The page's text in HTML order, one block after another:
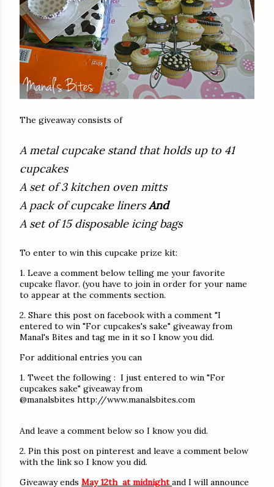
The giveaway consists of
A metal cupcake stand that holds up to 41
cupcakes
A set of 3 kitchen oven mitts
A pack of cupcake linersAnd
A set of 15 disposable icing bags
To enter to win this cupcake prize kit:
1. Leave a comment below telling me your favorite
cupcake flavor. (you have to join in order for your name
to appear at the comments section.
2. Share this post on facebook with a comment "I
entered to win "For cupcakes's sake" giveaway from
Manal's Bites and tag me in it so I know you did.
For additional entries you can
1. Tweet the following : I just entered to win "For
cupcakes sake" giveaway from
@manalsbites http://www.manalsbites.com
And leave a comment below so I know you did.
2. Pin this post on pinterest and leave a comment below
with the link so I know you did.
Giveaway ends May 12th at midnightand I will announce